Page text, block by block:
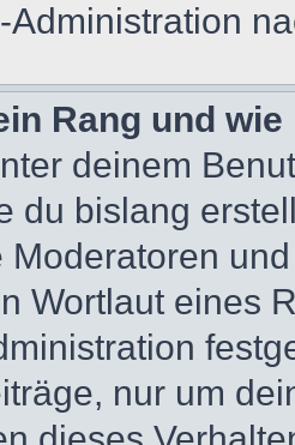
Administration
Rang und
deinem
du bislang
Moderatoren
Wortlaut eines
nur um